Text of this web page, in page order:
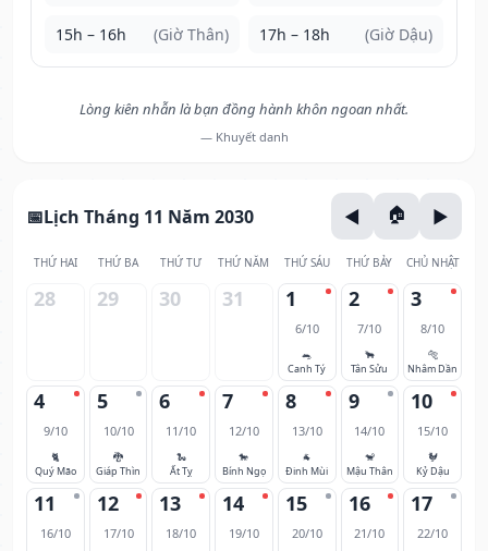
15h – 16h (Giờ Thân) 17h – 18h (Giờ Dậu)
Lòng kiên nhẫn là bạn đồng hành khôn ngoan nhất.
— Khuyết danh
Lịch Tháng 11 Năm 2030
THỨ HAI THỨ BA THỨ TƯ THỨ NĂM THỨ SÁU THỨ BẢY CHỦ NHẬT
28 29 30 31 1
6/10
🐀
Canh Tý
2
7/10
🐂
Tân Sửu
3
8/10
🐅
Nhâm Dần
4
9/10
🐈
Quý Mão
5
10/10
🐉
Giáp Thìn
6
11/10
🐍
Ất Tỵ
7
12/10
🐎
Bính Ngọ
8
13/10
🐐
Đinh Mùi
9
14/10
🐒
Mậu Thân
10
15/10
🐓
Kỷ Dậu
11
16/10
12
17/10
13
18/10
14
19/10
15
20/10
16
21/10
17
22/10